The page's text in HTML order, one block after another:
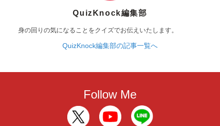
QuizKnock編集部
身の回りの気になることをクイズでお伝えいたします。
QuizKnock編集部の記事一覧へ
Follow Me